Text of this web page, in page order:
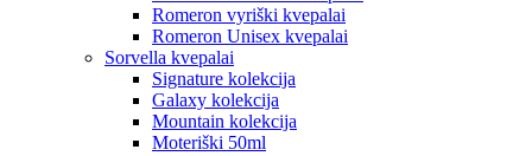
Romeron vyriški kvepalai
Romeron Unisex kvepalai
Sorvella kvepalai
Signature kolekcija
Galaxy kolekcija
Mountain kolekcija
Moteriški 50ml